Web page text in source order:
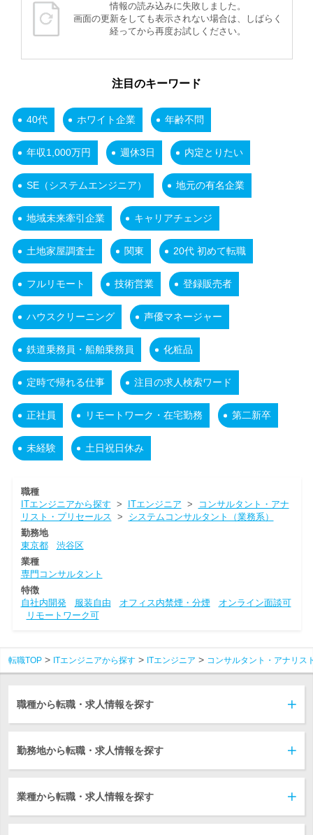
情報の読み込みに失敗しました。
画面の更新をしても表示されない場合は、しばらく
経ってから再度お試しください。
注目のキーワード
40代 ホワイト企業 年齢不問
年収1,000万円 週休3日 内定とりたい
SE（システムエンジニア） 地元の有名企業
地域未来牽引企業 キャリアチェンジ
土地家屋調査士 関東 20代 初めて転職
フルリモート 技術営業 登録販売者
ハウスクリーニング 声優マネージャー
鉄道乗務員・船舶乗務員 化粧品
定時で帰れる仕事 注目の求人検索ワード
正社員 リモートワーク・在宅勤務 第二新卒
未経験 土日祝日休み
職種
ITエンジニアから探す > ITエンジニア >
コンサルタント・アナ
リスト・プリセールス > システムコンサルタント（業務系）
勤務地
東京都
渋谷区
業種
専門コンサルタント
特徴
自社内開発
服装自由 オフィス内禁煙・分煙
オンライン面談可
リモートワーク可
転職TOP ITエンジニアから探す ITエンジニア コンサルタント・アナリス
職種から転職・求人情報を探す
勤務地から転職・求人情報を探す
業種から転職・求人情報を探す